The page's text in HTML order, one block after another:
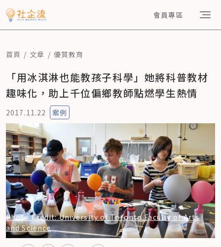
會員專區
首頁 文章 優質教育
「用冰淇淋也能教孩子科學」她將科普教材
趣味化，助上千位偏鄉教師點燃學生熱情
2017.11.22 案例
Photo Credit: University of Toronto Faculty of Arts
and Science